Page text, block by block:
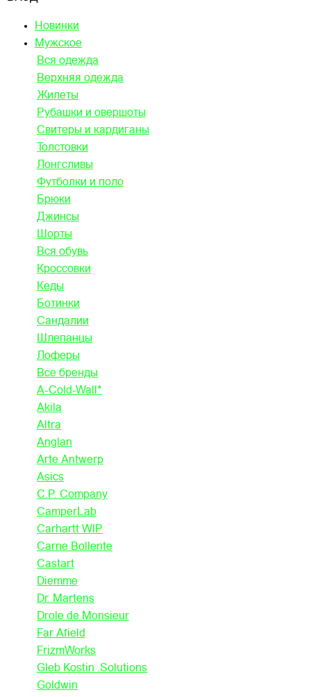
Новинки
Мужское
Вся одежда
Верхняя одежда
Жилеты
Рубашки и овершоты
Свитеры и кардиганы
Толстовки
Лонгсливы
Футболки и поло
Брюки
Джинсы
Шорты
Вся обувь
Кроссовки
Кеды
Ботинки
Сандалии
Шлепанцы
Лоферы
Все бренды
A-Cold-Wall*
Akila
Altra
Anglan
Arte Antwerp
Asics
C.P. Company
CamperLab
Carhartt WIP
Carne Bollente
Castart
Diemme
Dr. Martens
Drole de Monsieur
Far Afield
FrizmWorks
Gleb Kostin .Solutions
Goldwin